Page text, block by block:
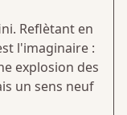
Reflètant en
l'imaginaire :
explosion des
un sens neuf